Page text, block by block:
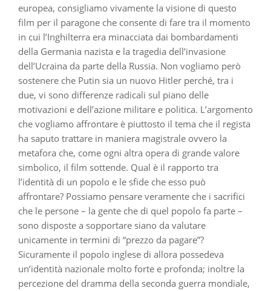
europea, consigliamo vivamente la visione di questo
film per il paragone che consente di fare tra il momento
in cui l’Inghilterra era minacciata dai bombardamenti
della Germania nazista e la tragedia dell’invasione
dell’Ucraina da parte della Russia. Non vogliamo però
sostenere che Putin sia un nuovo Hitler perché, tra i
due, vi sono differenze radicali sul piano delle
motivazioni e dell’azione militare e politica. L’argomento
che vogliamo affrontare è piuttosto il tema che il regista
ha saputo trattare in maniera magistrale ovvero la
metafora che, come ogni altra opera di grande valore
simbolico, il film sottende. Qual è il rapporto tra
l’identità di un popolo e le sfide che esso può
affrontare? Possiamo pensare veramente che i sacrifici
che le persone – la gente che di quel popolo fa parte –
sono disposte a sopportare siano da valutare
unicamente in termini di “prezzo da pagare”?
Sicuramente il popolo inglese di allora possedeva
un’identità nazionale molto forte e profonda; inoltre la
percezione del dramma della seconda guerra mondiale,